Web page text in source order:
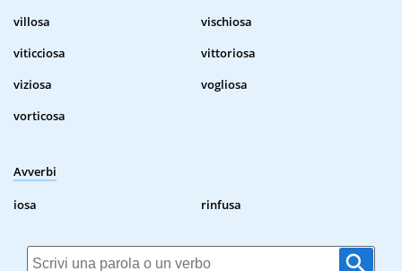
villosa
vischiosa
viticciosa
vittoriosa
viziosa
vogliosa
vorticosa
Avverbi
iosa rinfusa